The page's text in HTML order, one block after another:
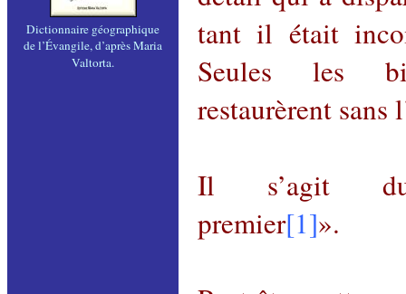
Dictionnaire géographique
de l’Évangile, d’après Maria
Valtorta.
tant il était
Seules les
restaurèrent
Il s’agit du
premier[1]».